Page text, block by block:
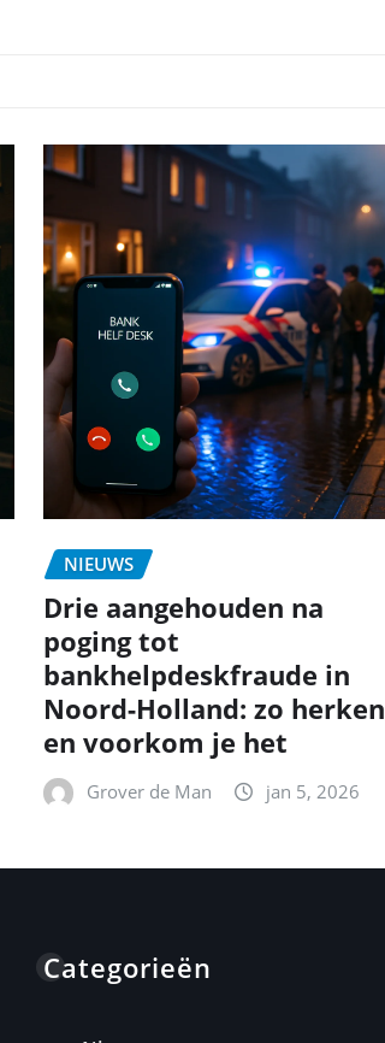
NIEUWS
Drie aangehouden na
poging tot
bankhelpdeskfraude in
Noord-Holland: zo herken
en voorkom je het
Grover de Man jan 5, 2026
Categorieën